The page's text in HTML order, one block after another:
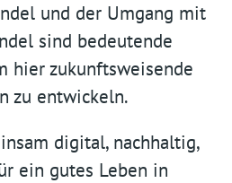
und der Umgang mit
sind bedeutende
hier zukunftsweisende
zu entwickeln.
digital, nachhaltig,
ein gutes Leben in